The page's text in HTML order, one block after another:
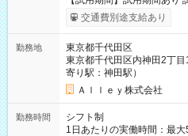
給与は本採用時と同じです。
交通費別途支給あり
勤務地
東京都千代田区
東京都千代田区内神田2丁
寄り駅：神田駅）
Ａｌｌｅｙ株式会社
勤務時間
シフト制
1日あたりの実働時間：最